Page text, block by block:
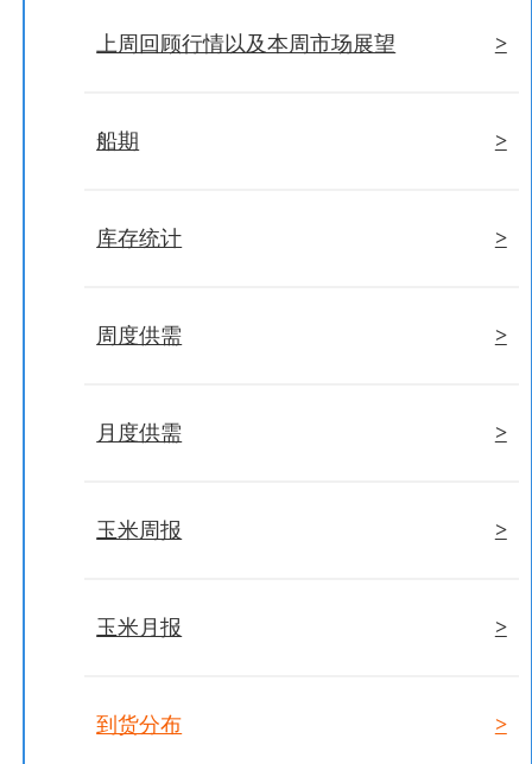
上周回顾行情以及本周市场展望 >
船期 >
库存统计 >
周度供需 >
月度供需 >
玉米周报 >
玉米月报 >
到货分布 >